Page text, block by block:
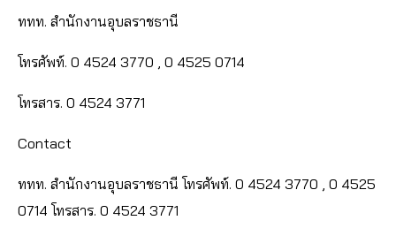
ททท. สำนักงานอุบลราชธานี
โทรศัพท์. 0 4524 3770 , 0 4525 0714
โทรสาร. 0 4524 3771
Contact
ททท. สำนักงานอุบลราชธานี โทรศัพท์. 0 4524 3770 , 0 4525
0714 โทรสาร. 0 4524 3771